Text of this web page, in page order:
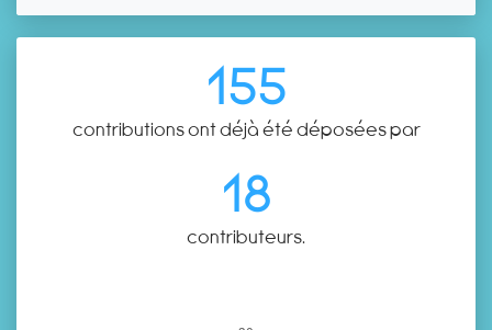
155
contributions ont déjà été déposées par
18
contributeurs.